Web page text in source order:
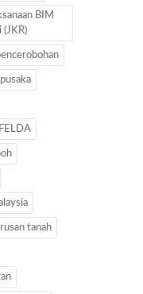
BIM
(JKR)
tanah